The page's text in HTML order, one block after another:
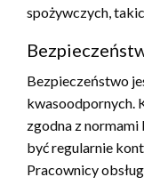
spożywczych,
Bezpieczeństwo
kwasoodpornych.
zgodna z
być regularnie
Pracownicy